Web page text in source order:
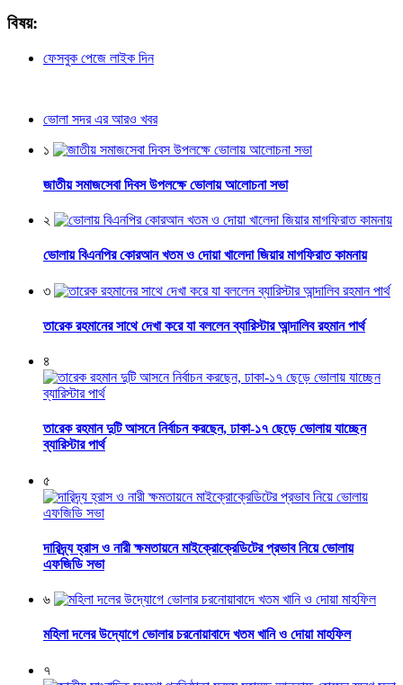
বিষয়:
ফেসবুক পেজে লাইক দিন
ভোলা সদর এর আরও খবর
১
জাতীয় সমাজসেবা দিবস উপলক্ষে ভোলায় আলোচনা সভা
২
ভোলায় বিএনপির কোরআন খতম ও দোয়া খালেদা জিয়ার মাগফিরাত কামনায়
৩
তারেক রহমানের সাথে দেখা করে যা বললেন ব্যারিস্টার আন্দালিব রহমান পার্থ
৪
তারেক রহমান দুটি আসনে নির্বাচন করছেন, ঢাকা-১৭ ছেড়ে ভোলায় যাচ্ছেন
ব্যারিস্টার পার্থ
৫
দারিদ্র্য হ্রাস ও নারী ক্ষমতায়নে মাইক্রোক্রেডিটের প্রভাব নিয়ে ভোলায়
এফজিডি সভা
৬
মহিলা দলের উদ্যোগে ভোলার চরনোয়াবাদে খতম খানি ও দোয়া মাহফিল
৭